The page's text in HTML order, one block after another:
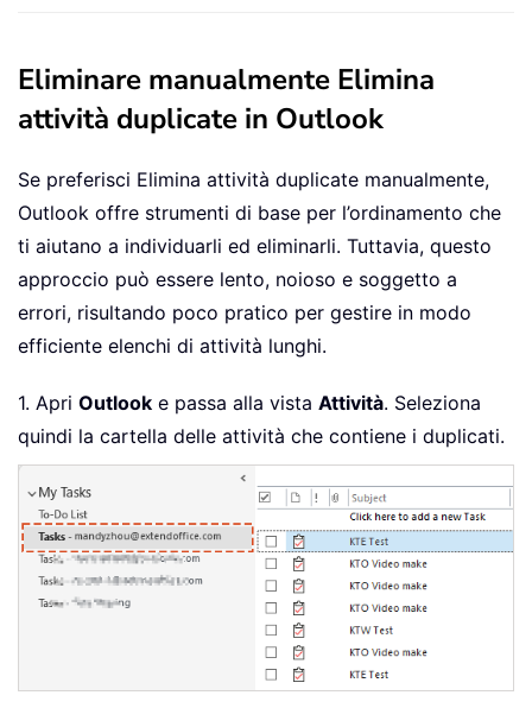
Eliminare manualmente Elimina
attività duplicate in Outlook
Se preferisci Elimina attività duplicate manualmente,
Outlook offre strumenti di base per l’ordinamento che
ti aiutano a individuarli ed eliminarli. Tuttavia, questo
approccio può essere lento, noioso e soggetto a
errori, risultando poco pratico per gestire in modo
efficiente elenchi di attività lunghi.
1. Apri Outlook e passa alla vista Attività. Seleziona
quindi la cartella delle attività che contiene i duplicati.